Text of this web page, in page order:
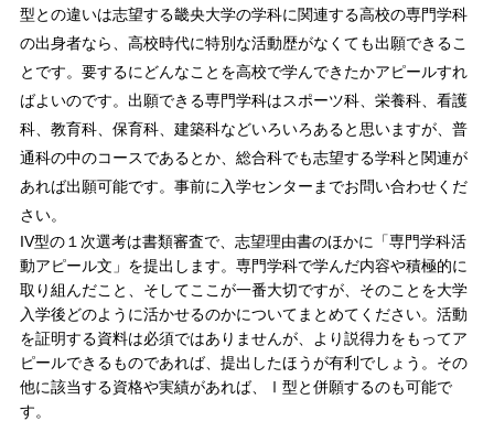
型との違いは志望する畿央大学の学科に関連する高校の専門学科
の出身者なら、高校時代に特別な活動歴がなくても出願できるこ
とです。要するにどんなことを高校で学んできたかアピールすれ
ばよいのです。出願できる専門学科はスポーツ科、栄養科、看護
科、教育科、保育科、建築科などいろいろあると思いますが、普
通科の中のコースであるとか、総合科でも志望する学科と関連が
あれば出願可能です。事前に入学センターまでお問い合わせくだ
さい。
IV型の１次選考は書類審査で、志望理由書のほかに「専門学科活
動アピール文」を提出します。専門学科で学んだ内容や積極的に
取り組んだこと、そしてここが一番大切ですが、そのことを大学
入学後どのように活かせるのかについてまとめてください。活動
を証明する資料は必須ではありませんが、より説得力をもってア
ピールできるものであれば、提出したほうが有利でしょう。その
他に該当する資格や実績があれば、Ⅰ型と併願するのも可能で
す。